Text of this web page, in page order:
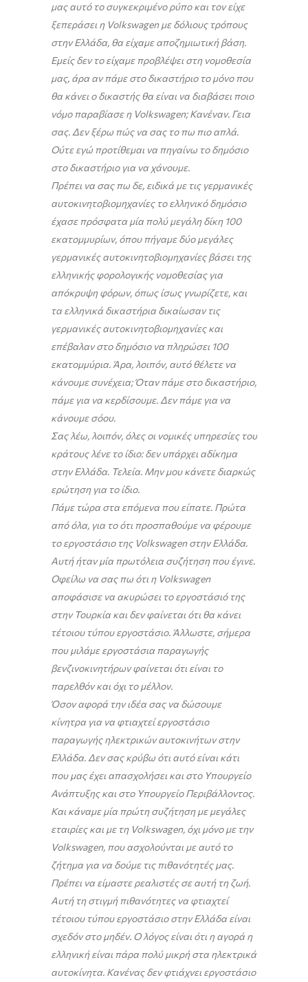
μας αυτό το συγκεκριμένο ρύπο και τον είχε
ξεπεράσει η Volkswagen με δόλιους τρόπους
στην Ελλάδα, θα είχαμε αποζημιωτική βάση.
Εμείς δεν το είχαμε προβλέψει στη νομοθεσία
μας, άρα αν πάμε στο δικαστήριο το μόνο που
θα κάνει ο δικαστής θα είναι να διαβάσει ποιο
νόμο παραβίασε η Volkswagen; Κανέναν. Γεια
σας. Δεν ξέρω πώς να σας το πω πιο απλά.
Ούτε εγώ προτίθεμαι να πηγαίνω το δημόσιο
στο δικαστήριο για να χάνουμε.
Πρέπει να σας πω δε, ειδικά με τις γερμανικές
αυτοκινητοβιομηχανίες το ελληνικό δημόσιο
έχασε πρόσφατα μία πολύ μεγάλη δίκη 100
εκατομμυρίων, όπου πήγαμε δύο μεγάλες
γερμανικές αυτοκινητοβιομηχανίες βάσει της
ελληνικής φορολογικής νομοθεσίας για
απόκρυψη φόρων, όπως ίσως γνωρίζετε, και
τα ελληνικά δικαστήρια δικαίωσαν τις
γερμανικές αυτοκινητοβιομηχανίες και
επέβαλαν στο δημόσιο να πληρώσει 100
εκατομμύρια. Άρα, λοιπόν, αυτό θέλετε να
κάνουμε συνέχεια; Όταν πάμε στο δικαστήριο,
πάμε για να κερδίσουμε. Δεν πάμε για να
κάνουμε σόου.
Σας λέω, λοιπόν, όλες οι νομικές υπηρεσίες του
κράτους λένε το ίδιο: δεν υπάρχει αδίκημα
στην Ελλάδα. Τελεία. Μην μου κάνετε διαρκώς
ερώτηση για το ίδιο.
Πάμε τώρα στα επόμενα που είπατε. Πρώτα
από όλα, για το ότι προσπαθούμε να φέρουμε
το εργοστάσιο της Volkswagen στην Ελλάδα.
Αυτή ήταν μία πρωτόλεια συζήτηση που έγινε.
Οφείλω να σας πω ότι η Volkswagen
αποφάσισε να ακυρώσει το εργοστάσιό της
στην Τουρκία και δεν φαίνεται ότι θα κάνει
τέτοιου τύπου εργοστάσιο. Άλλωστε, σήμερα
που μιλάμε εργοστάσια παραγωγής
βενζινοκινητήρων φαίνεται ότι είναι το
παρελθόν και όχι το μέλλον.
Όσον αφορά την ιδέα σας να δώσουμε
κίνητρα για να φτιαχτεί εργοστάσιο
παραγωγής ηλεκτρικών αυτοκινήτων στην
Ελλάδα. Δεν σας κρύβω ότι αυτό είναι κάτι
που μας έχει απασχολήσει και στο Υπουργείο
Ανάπτυξης και στο Υπουργείο Περιβάλλοντος.
Και κάναμε μία πρώτη συζήτηση με μεγάλες
εταιρίες και με τη Volkswagen, όχι μόνο με την
Volkswagen, που ασχολούνται με αυτό το
ζήτημα για να δούμε τις πιθανότητές μας.
Πρέπει να είμαστε ρεαλιστές σε αυτή τη ζωή.
Αυτή τη στιγμή πιθανότητες να φτιαχτεί
τέτοιου τύπου εργοστάσιο στην Ελλάδα είναι
σχεδόν στο μηδέν. Ο λόγος είναι ότι η αγορά η
ελληνική είναι πάρα πολύ μικρή στα ηλεκτρικά
αυτοκίνητα. Κανένας δεν φτιάχνει εργοστάσιο